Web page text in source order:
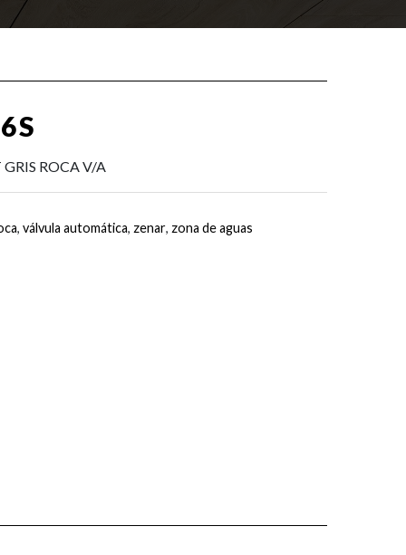
ROCA V/A
, válvula automática, zenar, zona de aguas